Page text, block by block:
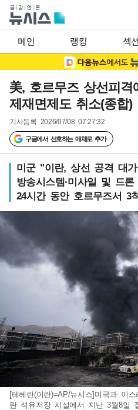
메인 랭킹 섹션
美, 호르무즈 상선피
제재면제도 취소(종합)
기사등록 2026/07/08 07:27:32
구글에서 선호하는 매체로 추가
미군 "이란, 상선 공격 대
방송시스템·미사일 및 드
24시간 동안 호르무즈서 3
[테헤란(이란)=AP/뉴시스]미국과 이
란 석유저장 시설에서 지난 3월8일